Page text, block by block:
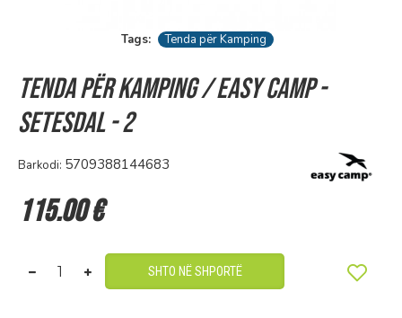
Tags: Tenda për Kamping
Tenda për Kamping / Easy Camp -
Setesdal - 2
Barkodi: 5709388144683
115.00 €
SHTO NË SHPORTË